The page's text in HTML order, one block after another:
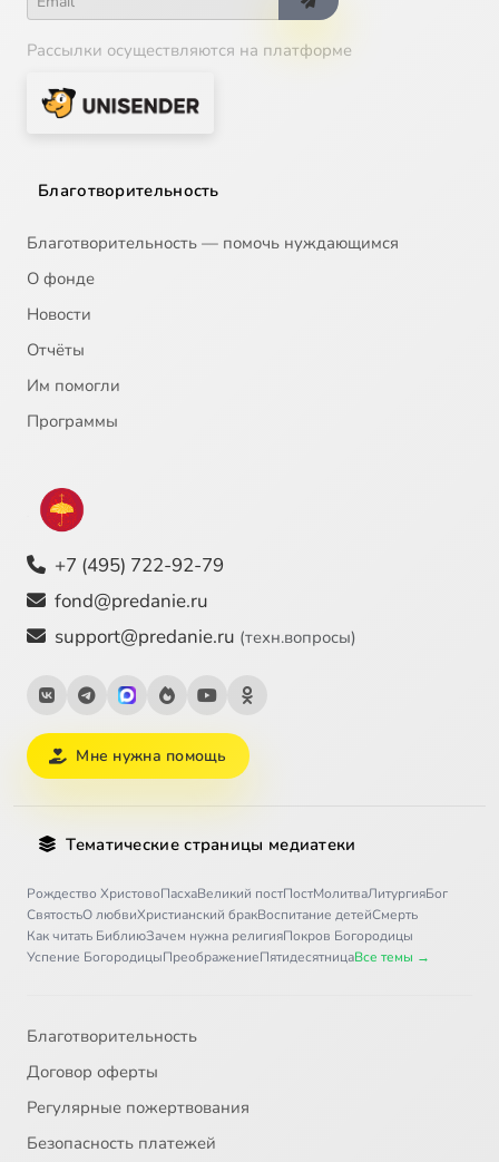
Рассылки осуществляются на платформе
Благотворительность
Благотворительность — помочь нуждающимся
О фонде
Новости
Отчёты
Им помогли
Программы
+7 (495) 722-92-79
fond@predanie.ru
support@predanie.ru (техн.вопросы)
Мне нужна помощь
Тематические страницы медиатеки
Рождество ХристовоПасхаВеликий постПостМолитваЛитургияБог
СвятостьО любвиХристианский бракВоспитание детейСмерть
Как читать БиблиюЗачем нужна религияПокров Богородицы
Успение БогородицыПреображениеПятидесятницаВсе темы →
Благотворительность
Договор оферты
Регулярные пожертвования
Безопасность платежей